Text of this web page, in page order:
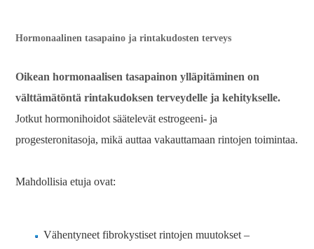
Hormonaalinen tasapaino ja rintakudosten terveys
Oikean hormonaalisen tasapainon ylläpitäminen on
välttämätöntä rintakudoksen terveydelle ja kehitykselle.
Jotkut hormonihoidot säätelevät estrogeeni- ja
progesteronitasoja, mikä auttaa vakauttamaan rintojen toimintaa.
Mahdollisia etuja ovat:
Vähentyneet fibrokystiset rintojen muutokset –